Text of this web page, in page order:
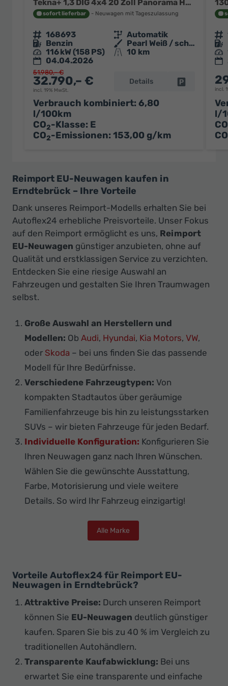
Tekna+ 1,3 DIG 4x4 20 Zoll Panorama Head-up 360° Leder Massage Navi el Heckklappe
sofort lieferbar Neuwagen mit Tageszulassung
Fahrzeugnr. 168693 Getriebe Automatik
Kraftstoff Benzin Außenfarbe
Pearl Weiß / schwarzes Dach
Leistung 116 kW (158 PS) Kilometerstand 10 km
04.04.2026
32.790,– €
incl. 19% MwSt.
51.980,– €
Details Fahrzeug
Verbrauch kombiniert: 6,80
l/100km
CO2-Klasse: E
CO2-Emissionen: 153,00 g/km
Fahrzeugnr.
Kraftstoff
Leistung
incl.
l/
CO
CO
Reimport EU-Neuwagen kaufen in
Erndtebrück – Ihre Vorteile
Dank unseres Reimport-Modells erhalten Sie bei
Autoflex24 erhebliche Preisvorteile. Unser Fokus
auf den Reimport ermöglicht es uns, Reimport
EU-Neuwagen günstiger anzubieten, ohne auf
Qualität und erstklassigen Service zu verzichten.
Entdecken Sie eine riesige Auswahl an
Fahrzeugen und gestalten Sie Ihren Traumwagen
selbst.
Große Auswahl an Herstellern und
Modellen: Ob Audi, Hyundai, Kia Motors, VW,
oder Skoda – bei uns finden Sie das passende
Modell für Ihre Bedürfnisse.
Verschiedene Fahrzeugtypen: Von
kompakten Stadtautos über geräumige
Familienfahrzeuge bis hin zu leistungsstarken
SUVs – wir bieten Fahrzeuge für jeden Bedarf.
Individuelle Konfiguration: Konfigurieren Sie
Ihren Neuwagen ganz nach Ihren Wünschen.
Wählen Sie die gewünschte Ausstattung,
Farbe, Motorisierung und viele weitere
Details. So wird Ihr Fahrzeug einzigartig!
Alle Marke
Vorteile Autoflex24 für Reimport EU-
Neuwagen in Erndtebrück?
Attraktive Preise: Durch unseren Reimport
können Sie EU-Neuwagen deutlich günstiger
kaufen. Sparen Sie bis zu 40 % im Vergleich zu
traditionellen Autohändlern.
Transparente Kaufabwicklung: Bei uns
erwartet Sie eine transparente und einfache